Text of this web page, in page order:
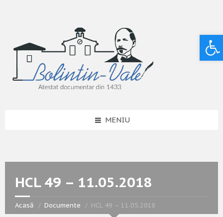
MENIU
HCL 49 – 11.05.2018
Acasă Documente HCL 49 – 11.05.2018
Deschide bara de unelte